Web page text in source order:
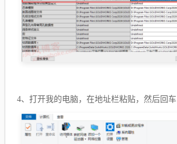
4、 打开我的电脑，在地址栏粘贴，然后回车